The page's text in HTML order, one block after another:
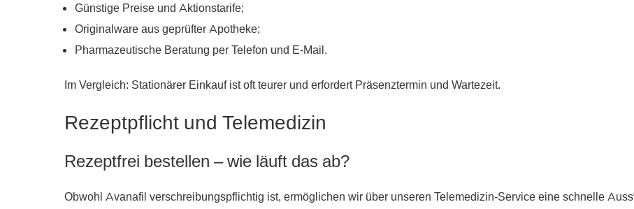
Günstige Preise und Aktionstarife;
Originalware aus geprüfter Apotheke;
Pharmazeutische Beratung per Telefon und E-Mail.
Im Vergleich: Stationärer Einkauf ist oft teurer und erfordert Präsenz­ter­min und Wartezeit.
Rezeptpflicht und Telemedizin
Rezeptfrei bestellen – wie läuft das ab?
Obwohl Avanafil verschreibungspflichtig ist, ermöglichen wir über unseren Telemedizin-Service eine schnelle